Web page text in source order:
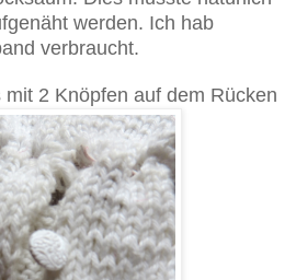
werden. Ich hab
verbraucht.
2 Knöpfen auf dem Rücken